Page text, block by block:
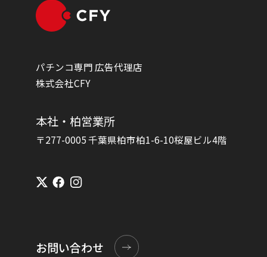
パチンコ専門 広告代理店
株式会社CFY
本社・柏営業所
〒277-0005 千葉県柏市柏1-6-10桜屋ビル4階
お問い合わせ